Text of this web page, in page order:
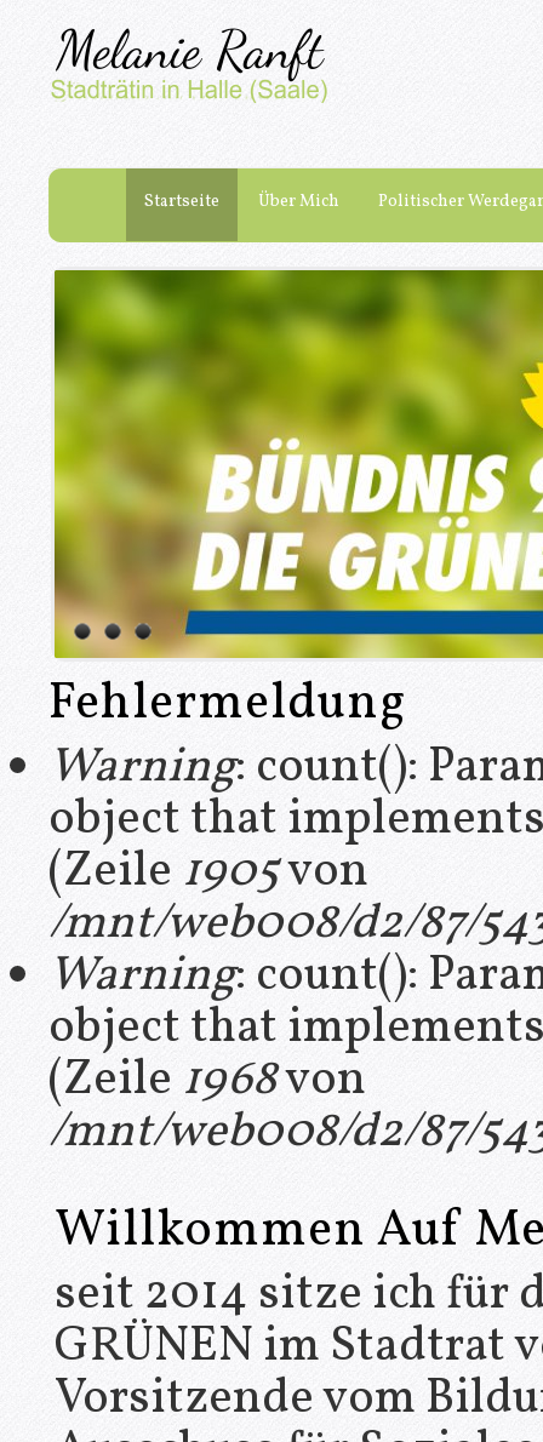
Startseite Über Mich Politischer
Fehlermeldung
Warning: count():
object that
(Zeile 1905von
/mnt/web008/d2/87/
Warning: count():
object that
(Zeile 1968von
/mnt/web008/d2/87/
Willkommen Auf
seit 2014 sitze ich für
GRÜNEN im Stadtrat
Vorsitzende vom